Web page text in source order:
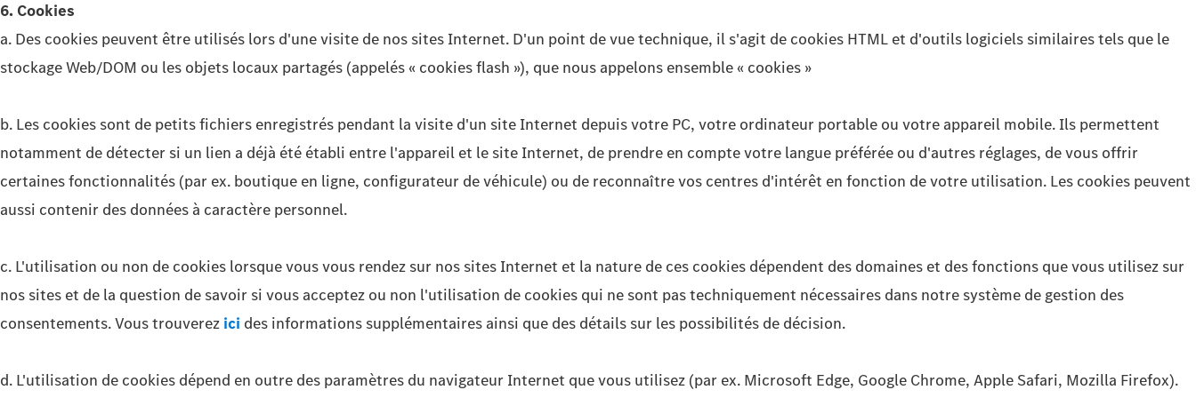
6. Cookies
a. Des cookies peuvent être utilisés lors d'une visite de nos sites Internet. D'un point de vue technique, il s'agit de cookies HTML et d'outils logiciels similaires tels que le
stockage Web/DOM ou les objets locaux partagés (appelés « cookies flash »), que nous appelons ensemble « cookies »
b. Les cookies sont de petits fichiers enregistrés pendant la visite d'un site Internet depuis votre PC, votre ordinateur portable ou votre appareil mobile. Ils permettent
notamment de détecter si un lien a déjà été établi entre l'appareil et le site Internet, de prendre en compte votre langue préférée ou d'autres réglages, de vous offrir
certaines fonctionnalités (par ex. boutique en ligne, configurateur de véhicule) ou de reconnaître vos centres d'intérêt en fonction de votre utilisation. Les cookies peuvent
aussi contenir des données à caractère personnel.
c. L'utilisation ou non de cookies lorsque vous vous rendez sur nos sites Internet et la nature de ces cookies dépendent des domaines et des fonctions que vous utilisez sur
nos sites et de la question de savoir si vous acceptez ou non l'utilisation de cookies qui ne sont pas techniquement nécessaires dans notre système de gestion des
consentements. Vous trouverez ici des informations supplémentaires ainsi que des détails sur les possibilités de décision.
d. L'utilisation de cookies dépend en outre des paramètres du navigateur Internet que vous utilisez (par ex. Microsoft Edge, Google Chrome, Apple Safari, Mozilla Firefox).